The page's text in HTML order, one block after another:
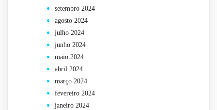
setembro 2024
agosto 2024
julho 2024
junho 2024
maio 2024
abril 2024
março 2024
fevereiro 2024
janeiro 2024